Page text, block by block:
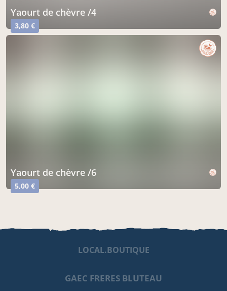
yaourt de chèvre /4
3,80 €
yaourt de chèvre /6
5,00 €
LOCAL.BOUTIQUE
GAEC FRERES BLUTEAU